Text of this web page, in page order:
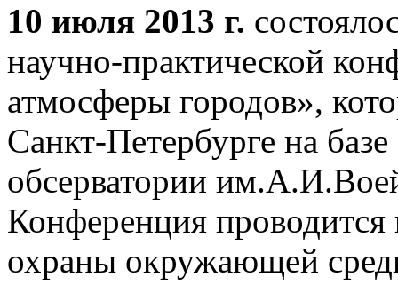
10 июля 2013 г.
научно-практической
атмосферы городов»,
Санкт-Петербурге на
обсерватории
Конференция
охраны окружающей